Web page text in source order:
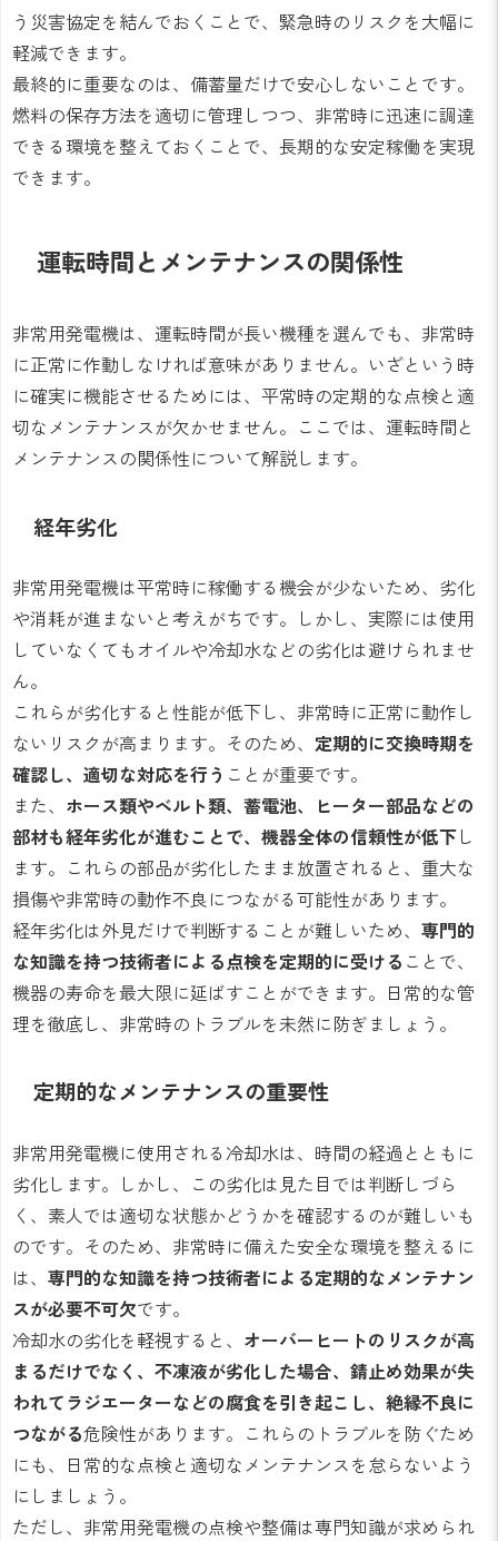
う災害協定を結んでおくことで、緊急時のリスクを大幅に
軽減できます。
最終的に重要なのは、備蓄量だけで安心しないことです。
燃料の保存方法を適切に管理しつつ、非常時に迅速に調達
できる環境を整えておくことで、長期的な安定稼働を実現
できます。
運転時間とメンテナンスの関係性
非常用発電機は、運転時間が長い機種を選んでも、非常時
に正常に作動しなければ意味がありません。いざという時
に確実に機能させるためには、平常時の定期的な点検と適
切なメンテナンスが欠かせません。ここでは、運転時間と
メンテナンスの関係性について解説します。
経年劣化
非常用発電機は平常時に稼働する機会が少ないため、劣化
や消耗が進まないと考えがちです。しかし、実際には使用
していなくてもオイルや冷却水などの劣化は避けられませ
ん。
これらが劣化すると性能が低下し、非常時に正常に動作し
ないリスクが高まります。そのため、 定期的に交換時期を
確認し、適切な対応を行う ことが重要です。
また、 ホース類やベルト類、蓄電池、ヒーター部品などの
部材も経年劣化が進むことで、機器全体の信頼性が低下し
ます。これらの部品が劣化したまま放置されると、重大な
損傷や非常時の動作不良につながる可能性があります。
経年劣化は外見だけで判断することが難しいため、 専門的
な知識を持つ技術者による点検を定期的に受ける ことで、
機器の寿命を最大限に延ばすことができます。日常的な管
理を徹底し、非常時のトラブルを未然に防ぎましょう。
定期的なメンテナンスの重要性
非常用発電機に使用される冷却水は、時間の経過とともに
劣化します。しかし、この劣化は見た目では判断しづら
く、素人では適切な状態かどうかを確認するのが難しいも
のです。そのため、非常時に備えた安全な環境を整えるに
は、 専門的な知識を持つ技術者による定期的なメンテナン
スが必要不可欠です。
冷却水の劣化を軽視すると、 オーバーヒートのリスクが高
まるだけでなく、不凍液が劣化した場合、錆止め効果が失
われてラジエーターなどの腐食を引き起こし、絶縁不良に
つながる危険性があります。これらのトラブルを防ぐため
にも、日常的な点検と適切なメンテナンスを怠らないよう
にしましょう。
ただし、非常用発電機の点検や整備は専門知識が求められ